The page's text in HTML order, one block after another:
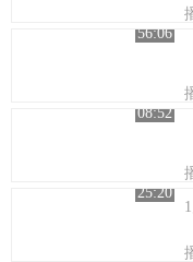
56:06
08:52
25:20